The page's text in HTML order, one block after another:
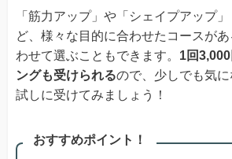
「筋力アップ」や「シェイプアップ
ど、様々な目的に合わせたコースが
わせて選ぶこともできます。 1回
ングも受けられるので、少しでも気
試しに受けてみましょう！
おすすめポイント！